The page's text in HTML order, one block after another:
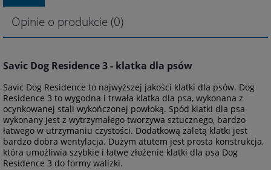
Opinie o produkcie (0)
Savic Dog Residence 3 - klatka dla psów
Savic Dog Residence to najwyższej jakości klatki dla psów. Dog
Residence 3 to wygodna i trwała klatka dla psa, wykonana z
ocynkowanej stali wykończonej powłoką. Spód klatki dla psa
wykonany jest z wytrzymałego tworzywa sztucznego, bardzo
łatwego w utrzymaniu czystości. Dodatkową zaletą klatki jest
bardzo dobra wentylacja. Dużym atutem jest prosta konstrukcja,
która umożliwia szybkie i łatwe złożenie klatki dla psa Dog
Residence 3 do formy walizki.